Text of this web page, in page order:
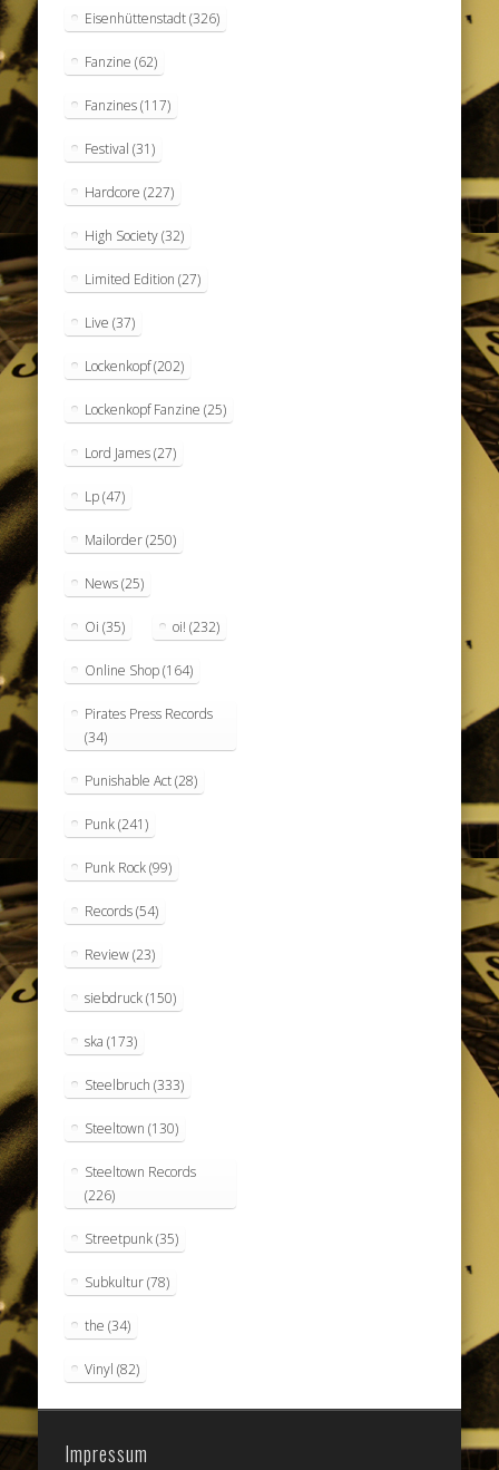
Eisenhüttenstadt(326)
Fanzine (62)
Fanzines(117)
Festival (31)
Hardcore (227)
High Society(32)
Limited Edition (27)
Live (37)
Lockenkopf(202)
Lockenkopf Fanzine (25)
Lord James(27)
Lp(47)
Mailorder(250)
News(25)
Oi (35) oi! (232)
Online Shop(164)
Pirates Press Records
(34)
Punishable Act(28)
Punk(241)
Punk Rock(99)
Records(54)
Review(23)
siebdruck(150)
ska (173)
Steelbruch (333)
Steeltown (130)
Steeltown Records
(226)
Streetpunk(35)
Subkultur(78)
the (34)
Vinyl (82)
Impressum